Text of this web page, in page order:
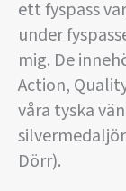
ett fyspass
under
mig. De
Action,
våra tyska
Dörr).